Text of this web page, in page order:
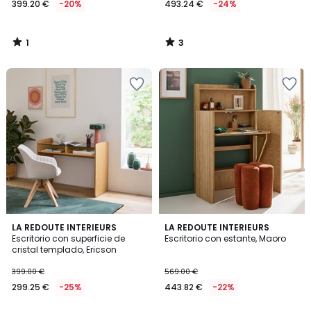
en
de
499.00
descuento
aplicado.
399.20 € -20%
1
/
493.24 € -24%
3
/
LA REDOUTE INTERIEURS
Escritorio con superficie de
cristal templado, Ericson
399.00 €
299.25 € -25%
LA REDOUTE INTERIEURS
Escritorio con estante, Maoro
569.00 €
443.82 € -22%
2,4
/ 5